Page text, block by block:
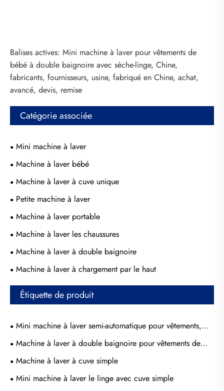
Balises actives: Mini machine à laver pour vêtements de
bébé à double baignoire avec sèche-linge, Chine,
fabricants, fournisseurs, usine, fabriqué en Chine, achat,
avancé, devis, remise
Catégorie associée
Mini machine à laver
Machine à laver bébé
Machine à laver à cuve unique
Petite machine à laver
Machine à laver portable
Machine à laver les chaussures
Machine à laver à double baignoire
Machine à laver à chargement par le haut
Étiquette de produit
Mini machine à laver semi-automatique pour vêtements,
baignoire jumelle pour bébé, 2.5kg
Machine à laver à double baignoire pour vêtements de
bébé, mini machine à laver
Machine à laver à cuve simple
Mini machine à laver le linge avec cuve simple